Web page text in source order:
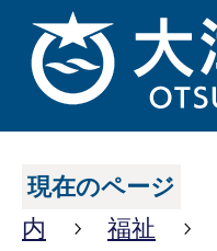
現在のページ
内
福祉